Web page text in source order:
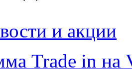
и акции
Trade in на